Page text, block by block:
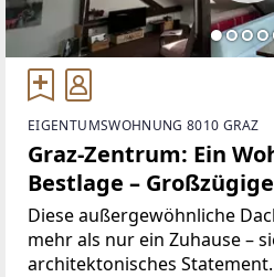
EIGENTUMSWOHNUNG 8010 GRAZ
Graz-Zentrum: Ein
Bestlage –
Klimaanlage,
& unverbaubarer
Diese außergewöhnliche
mehr als nur ein Zuhause –
architektonisches